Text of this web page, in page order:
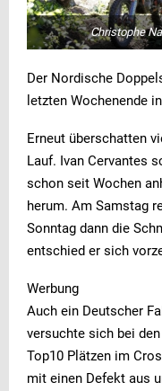
Christophe
Der Nordische
letzten Wochenende
Erneut überschatten
Lauf. Ivan Cervantes
schon seit Wochen
herum. Am Samstag
Sonntag dann die
entschied er sich
Werbung
Auch ein Deutscher
versuchte sich bei
Top10 Plätzen im
mit einen Defekt aus